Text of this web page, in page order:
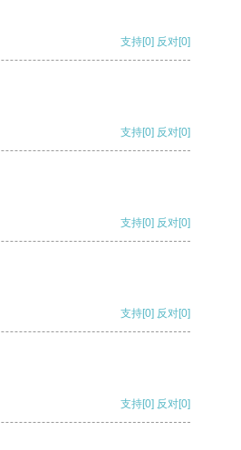
支持[0] 反对[0]
支持[0] 反对[0]
支持[0] 反对[0]
支持[0] 反对[0]
支持[0] 反对[0]